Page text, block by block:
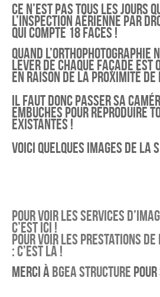
Ce n’est pas tous les jours
l’inspection aérienne par
qui compte 18 faces !
Quand l’orthophotographie
lever de chaque façade est
en raison de la proximité
il faut donc passer sa
embuches pour reproduire
existantes !
Voici quelques images de la
Pour voir les services
c’est ici !
Pour voir les prestations
: c’est là !
Merci à BGEA Structure